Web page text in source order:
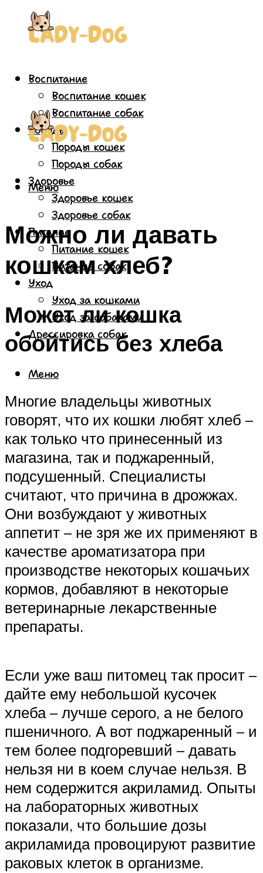
Воспитание
Воспитание кошек
Воспитание собак
Породы
Породы кошек
Породы собак
Здоровье
Здоровье кошек
Здоровье собак
Питание
Питание кошек
Питание собак
Уход
Уход за кошками
Уход за собаками
Дрессировка собак
Меню
Меню
Можно ли давать
кошкам хлеб?
Может ли кошка
обойтись без хлеба
Многие владельцы животных
говорят, что их кошки любят хлеб –
как только что принесенный из
магазина, так и поджаренный,
подсушенный. Специалисты
считают, что причина в дрожжах.
Они возбуждают у животных
аппетит – не зря же их применяют в
качестве ароматизатора при
производстве некоторых кошачьих
кормов, добавляют в некоторые
ветеринарные лекарственные
препараты.
Если уже ваш питомец так просит –
дайте ему небольшой кусочек
хлеба – лучше серого, а не белого
пшеничного. А вот поджаренный – и
тем более подгоревший – давать
нельзя ни в коем случае нельзя. В
нем содержится акриламид. Опыты
на лабораторных животных
показали, что большие дозы
акриламида провоцируют развитие
раковых клеток в организме.